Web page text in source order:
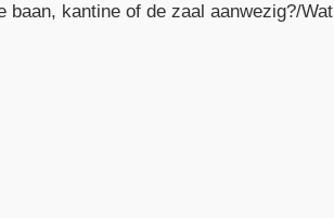
baan, kantine of de zaal aanwezig?/Wat